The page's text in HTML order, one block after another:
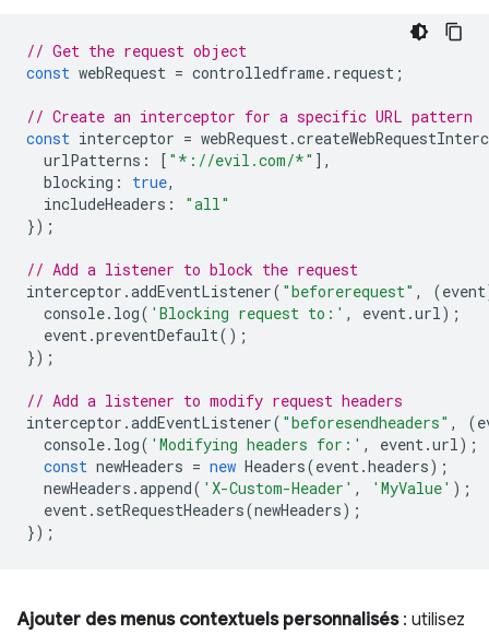
// Get the request object
const webRequest = controlledframe. request ;
// Create an interceptor for a specific URL pattern
const interceptor = webRequest.
urlPatterns : [ "*://evil.com/*" ],
blocking : true,
includeHeaders :
"all"
});
// Add a listener to block the request
interceptor .addEventListener( "beforerequest" , (event
console. log( 'Blocking request to:' , event.url);
event.preventDefault();
});
// Add a listener to modify request headers
interceptor .addEventListener( "beforesendheaders" , (
console. log( 'Modifying headers for:' , event.url);
const newHeaders = new Headers(event.headers);
newHeaders .append( 'X-Custom-Header' , 'MyValue' );
event. setRequestHeaders(newHeaders);
});
Ajouter des menus contextuels personnalisés: utilisez